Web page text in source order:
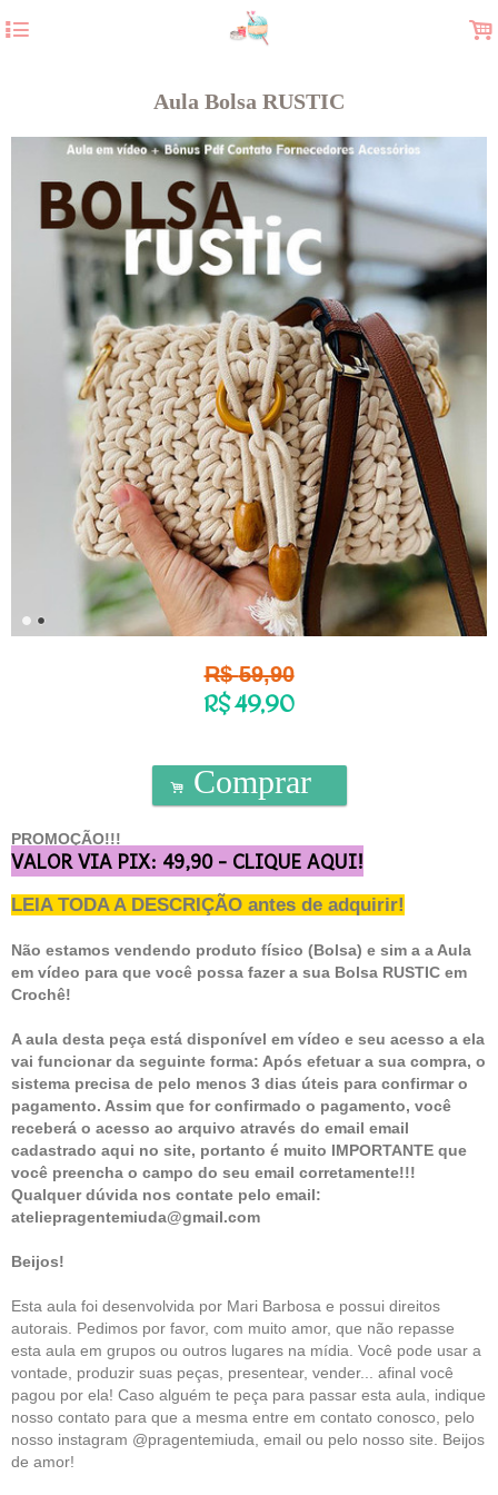
4 .
Aula Bolsa RUSTIC
R$59,90
R$49,90
. Comprar
PROMOÇÃO!!!
VALOR VIA PIX: 49,90 - CLIQUE AQUI!
LEIA TODA A DESCRIÇÃO antes de adquirir!
Não estamos vendendo produto físico (Bolsa) e sim a a Aula
em vídeo para que você possa fazer a sua Bolsa RUSTIC em
Crochê!
A aula desta peça está disponível em vídeo e seu acesso a ela
vai funcionar da seguinte forma: Após efetuar a sua compra, o
sistema precisa de pelo menos 3 dias úteis para confirmar o
pagamento. Assim que for confirmado o pagamento, você
receberá o acesso ao arquivo através do email email
cadastrado aqui no site, portanto é muito IMPORTANTE que
você preencha o campo do seu email corretamente!!!
Qualquer dúvida nos contate pelo email:
ateliepragentemiuda@gmail.com
Beijos!
Esta aula foi desenvolvida por Mari Barbosa e possui direitos
autorais. Pedimos por favor, com muito amor, que não repasse
esta aula em grupos ou outros lugares na mídia. Você pode usar a
vontade, produzir suas peças, presentear, vender... afinal você
pagou por ela! Caso alguém te peça para passar esta aula, indique
nosso contato para que a mesma entre em contato conosco, pelo
nosso instagram @pragentemiuda, email ou pelo nosso site. Beijos
de amor!